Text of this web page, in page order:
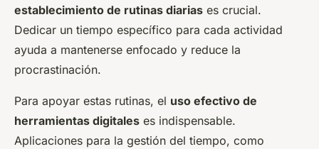
establecimiento de rutinas diarias es crucial.
Dedicar un tiempo específico para cada actividad
ayuda a mantenerse enfocado y reduce la
procrastinación.
Para apoyar estas rutinas, el uso efectivo de
herramientas digitales es indispensable.
Aplicaciones para la gestión del tiempo, como